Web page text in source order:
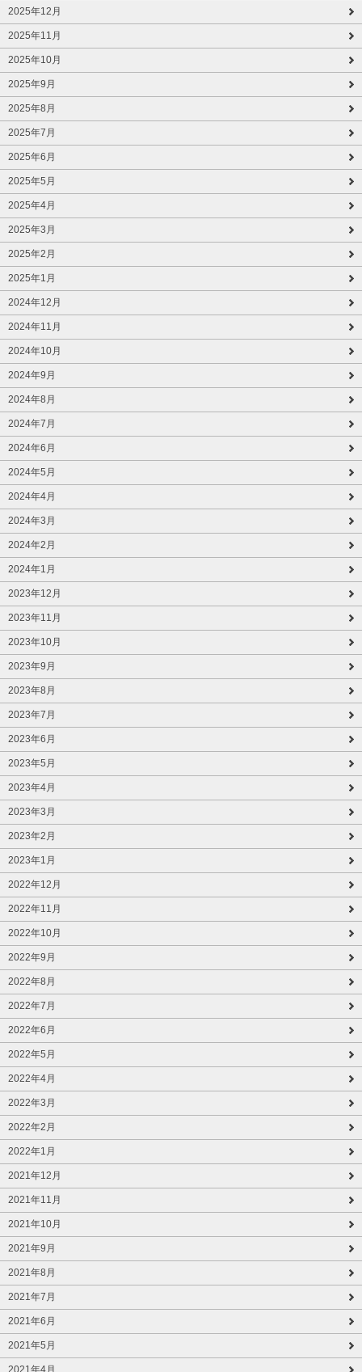
2025年12月
2025年11月
2025年10月
2025年9月
2025年8月
2025年7月
2025年6月
2025年5月
2025年4月
2025年3月
2025年2月
2025年1月
2024年12月
2024年11月
2024年10月
2024年9月
2024年8月
2024年7月
2024年6月
2024年5月
2024年4月
2024年3月
2024年2月
2024年1月
2023年12月
2023年11月
2023年10月
2023年9月
2023年8月
2023年7月
2023年6月
2023年5月
2023年4月
2023年3月
2023年2月
2023年1月
2022年12月
2022年11月
2022年10月
2022年9月
2022年8月
2022年7月
2022年6月
2022年5月
2022年4月
2022年3月
2022年2月
2022年1月
2021年12月
2021年11月
2021年10月
2021年9月
2021年8月
2021年7月
2021年6月
2021年5月
2021年4月